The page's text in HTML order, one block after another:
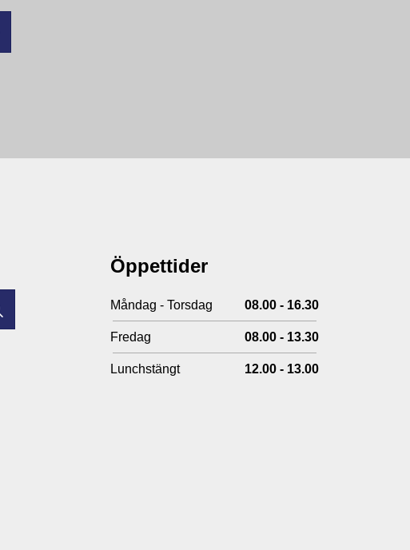
Öppettider
Måndag - Torsdag 08.00 - 16.30
Fredag 08.00 - 13.30
Lunchstängt 12.00 - 13.00